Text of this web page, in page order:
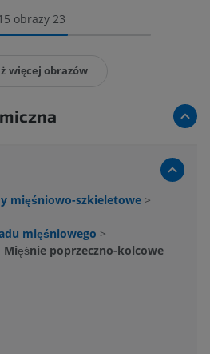
obrazy 23
więcej obrazów
mięśniowo-szkieletowe >
mięśniowego >
Mięśnie poprzeczno-kolcowe